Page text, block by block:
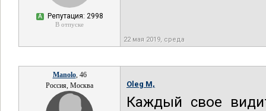
А Репутация: 2998
В отпуске
22 мая 2019, среда
Manolo, 46
Россия, Москва
Oleg M,
Каждый свое